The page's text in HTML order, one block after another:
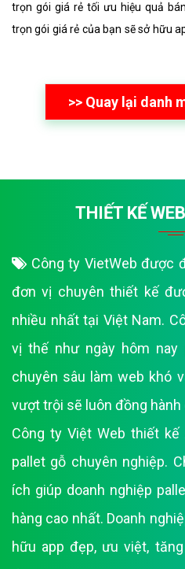
trọn gói giá rẻ tối ưu hiệu quả
trọn gói giá rẻ của bạn sẽ sở hữu
>> Quay lại danh
THIẾT KẾ
Công ty VietWeb được
đơn vị chuyên thiết kế
nhiều nhất tại Việt Nam.
vị thế như ngày hôm
chuyên sâu làm web khó
vượt trội sẽ luôn đồng hành
Công ty Việt Web thiết kế
pallet gỗ chuyên nghiệp.
ích giúp doanh nghiệp
hàng cao nhất. Doanh
hữu app đẹp, ưu việt,